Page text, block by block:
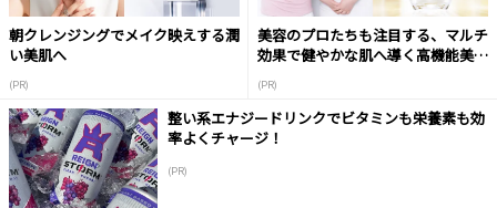
朝クレンジングでメイク映えする潤
い美肌へ
(PR)
美容のプロたちも注目する、マルチ
効果で健やかな肌へ導く高機能美容
(PR)
整い系エナジードリンクでビタミンも栄養素も効
率よくチャージ！
(PR)